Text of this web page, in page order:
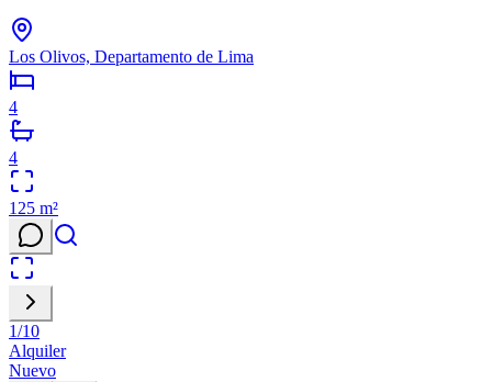
Los Olivos, Departamento de Lima
4
4
125 m²
1/10
Alquiler
Nuevo